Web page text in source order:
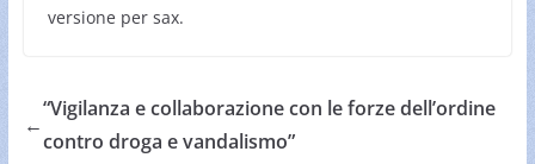
versione per sax.
←
“Vigilanza e collaborazione con le forze dell’ordine
contro droga e vandalismo”